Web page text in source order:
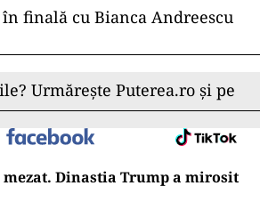
finală cu Bianca Andreescu
Urmărește Puterea.ro și pe
Dinastia Trump a mirosit